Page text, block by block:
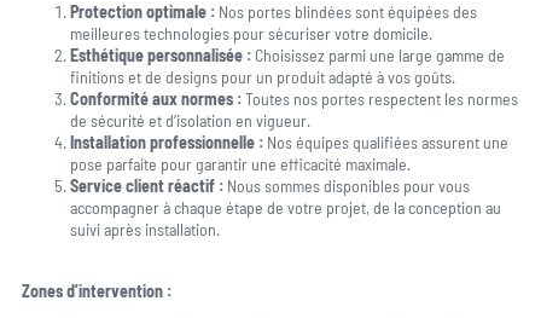
Protection optimale :Nos portes blindées sont équipées des
meilleures technologies pour sécuriser votre domicile.
Esthétique personnalisée :Choisissez parmi une large gamme de
finitions et de designs pour un produit adapté à vos goûts.
Conformité aux normes :Toutes nos portes respectent les normes
de sécurité et d’isolation en vigueur.
Installation professionnelle :Nos équipes qualifiées assurent une
pose parfaite pour garantir une efficacité maximale.
Service client réactif :Nous sommes disponibles pour vous
accompagner à chaque étape de votre projet, de la conception au
suivi après installation.
Zones d’intervention :